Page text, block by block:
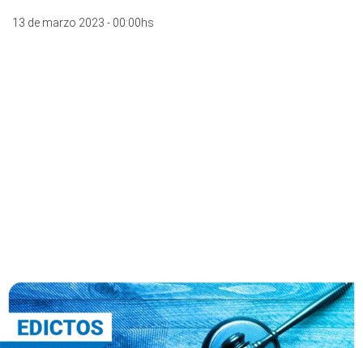
13 de marzo 2023 - 00:00hs